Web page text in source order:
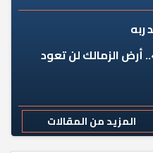
ربه
أرض الزمالك لن تعود
المزيد من المقالات